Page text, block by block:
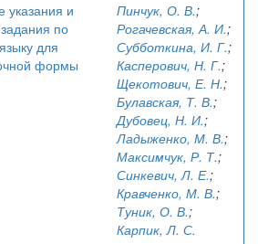
указания и
по
для
формы
Пинчук, О. В.;
Рогачевская, А. И.;
Субботкина, И. Г.;
Касперович, Н. Г.;
Щекотович, Е. Н.;
Булавская, Т. В.;
Дубовец, Н. И.;
Ладыженко, М. В.;
Максимчук, Р. Т.;
Синкевич, Л. Е.;
Кравченко, М. В.;
Туник, О. В.;
Карпик, Л. С.